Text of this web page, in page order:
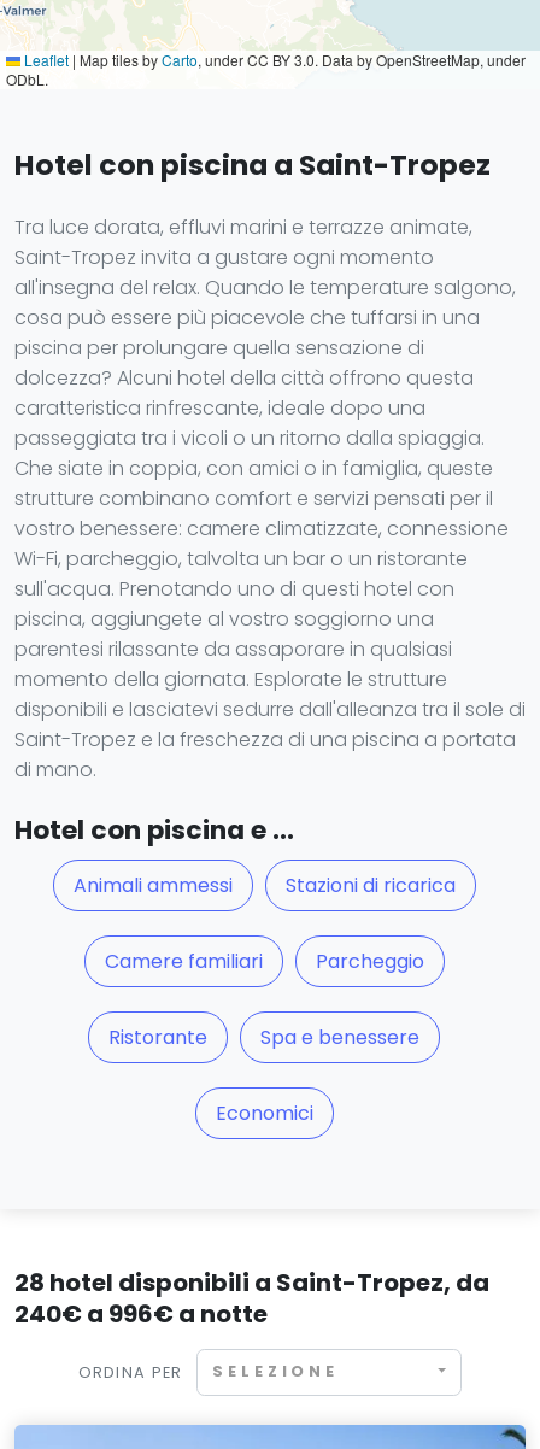
Leaflet | Map tiles byCarto, under CC BY 3.0. Data by OpenStreetMap, under
ODbL.
Hotel con piscina a Saint-Tropez
Tra luce dorata, effluvi marini e terrazze animate,
Saint-Tropez invita a gustare ogni momento
all'insegna del relax. Quando le temperature salgono,
cosa può essere più piacevole che tuffarsi in una
piscina per prolungare quella sensazione di
dolcezza? Alcuni hotel della città offrono questa
caratteristica rinfrescante, ideale dopo una
passeggiata tra i vicoli o un ritorno dalla spiaggia.
Che siate in coppia, con amici o in famiglia, queste
strutture combinano comfort e servizi pensati per il
vostro benessere: camere climatizzate, connessione
Wi-Fi, parcheggio, talvolta un bar o un ristorante
sull'acqua. Prenotando uno di questi hotel con
piscina, aggiungete al vostro soggiorno una
parentesi rilassante da assaporare in qualsiasi
momento della giornata. Esplorate le strutture
disponibili e lasciatevi sedurre dall'alleanza tra il sole di
Saint-Tropez e la freschezza di una piscina a portata
di mano.
Hotel con piscina e ...
Animali ammessi Stazioni di ricarica
Camere familiari Parcheggio
Ristorante Spa e benessere
Economici
28 hotel disponibili a Saint-Tropez, da
240€ a 996€ a notte
ORDINA PER SELEZIONE